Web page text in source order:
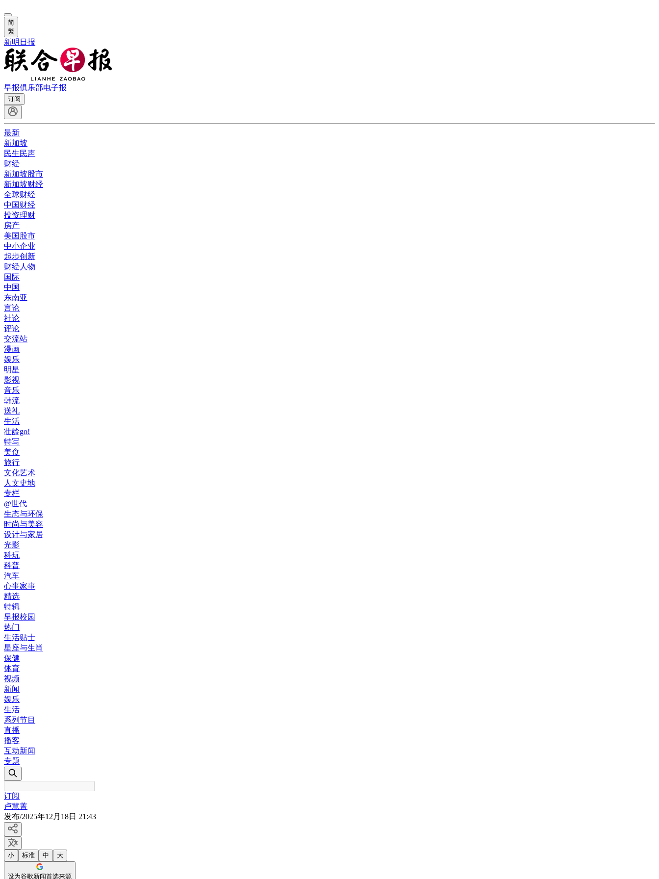
简
繁
新明日报
早报俱乐部电子报
订阅
最新
新加坡
民生民声
财经
新加坡股市
新加坡财经
全球财经
中国财经
投资理财
房产
美国股市
中小企业
起步创新
财经人物
国际
中国
东南亚
言论
社论
评论
交流站
漫画
娱乐
明星
影视
音乐
韩流
送礼
生活
壮龄go!
特写
美食
旅行
文化艺术
人文史地
专栏
@世代
生态与环保
时尚与美容
设计与家居
光影
科玩
科普
汽车
心事家事
精选
特辑
早报校园
热门
生活贴士
星座与生肖
保健
体育
视频
新闻
娱乐
生活
系列节目
直播
播客
互动新闻
专题
订阅
卢慧菁
发布/2025年12月18日 21:43
小 标准 中 大
设为谷歌新闻首选来源